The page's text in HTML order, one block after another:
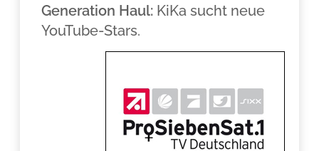
Generation Haul: KiKa sucht neue
YouTube-Stars.